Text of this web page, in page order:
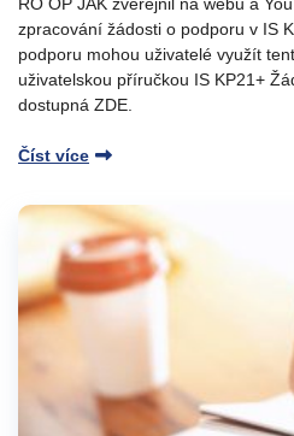
zpracování žádosti o podporu v IS
podporu mohou uživatelé využít
uživatelskou příručkou IS KP21+
dostupná ZDE.
Číst více